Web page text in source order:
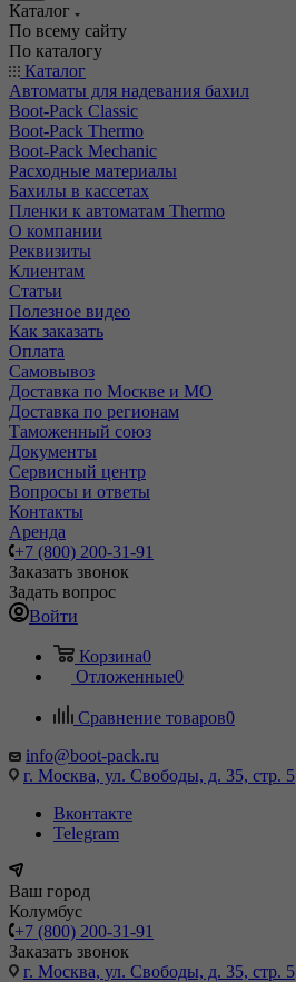
Каталог
По всему сайту
По каталогу
Каталог
Автоматы для надевания бахил
Boot-Pack Classic
Boot-Pack Thermo
Boot-Pack Mechanic
Расходные материалы
Бахилы в кассетах
Пленки к автоматам Thermo
О компании
Реквизиты
Клиентам
Статьи
Полезное видео
Как заказать
Оплата
Самовывоз
Доставка по Москве и МО
Доставка по регионам
Таможенный союз
Документы
Сервисный центр
Вопросы и ответы
Контакты
Аренда
+7 (800) 200-31-91
Заказать звонок
Задать вопрос
Войти
Корзина0
Отложенные0
Сравнение товаров0
info@boot-pack.ru
г. Москва, ул. Свободы, д. 35, стр. 5
Вконтакте
Telegram
Ваш город
Колумбус
+7 (800) 200-31-91
Заказать звонок
г. Москва, ул. Свободы, д. 35, стр. 5